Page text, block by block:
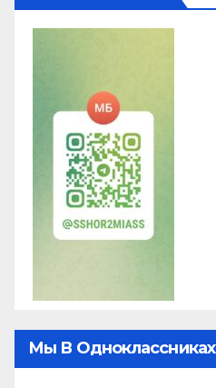
Мы В Одноклассниках